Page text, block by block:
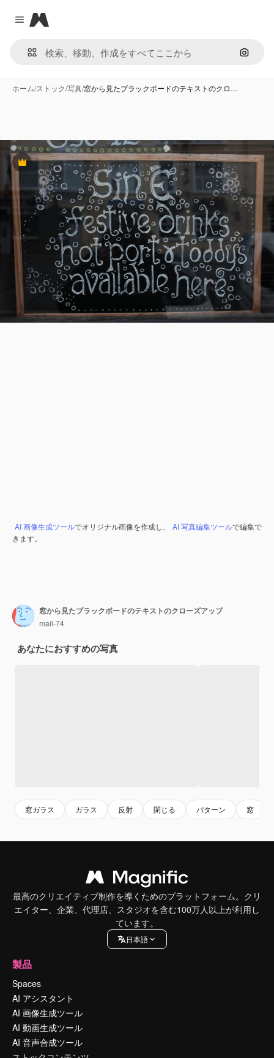
Close menu
Magnific
画像で
ホーム/ストック/写真/窓から見たブラックボードのテキストのクロ…
Premium
AI 画像生成ツールでオリジナル画像を作成し、 AI 写真編集ツールで編集で
きます。
窓から見たブラックボードのテキストのクローズアップ
mail-74
あなたにおすすめの写真
窓ガラス ガラス 反射 閉じる パターン 窓
最高のクリエイティブ制作を導くためのプラットフォーム。クリ
エイター、企業、代理店、スタジオを含む100万人以上が利用し
ています。
日本語
製品
Spaces
AI アシスタント
AI 画像生成ツール
AI 動画生成ツール
AI 音声合成ツール